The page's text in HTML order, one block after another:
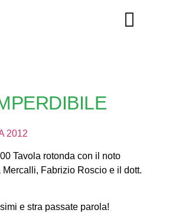
2012
Tavola rotonda con il noto
Fabrizio Roscio e il dott.
e stra passate parola!